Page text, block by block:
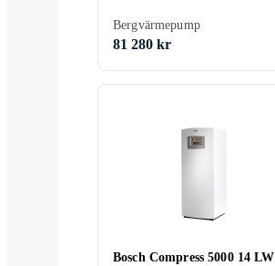
Bergvärmepump
81 280 kr
Bosch Compress 5000 14 LW